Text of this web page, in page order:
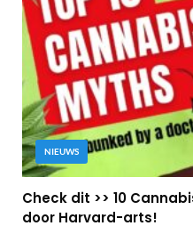
NIEUWS
Check dit >> 10
door Harvard-arts!